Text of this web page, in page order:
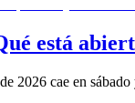
está
2026 cae en